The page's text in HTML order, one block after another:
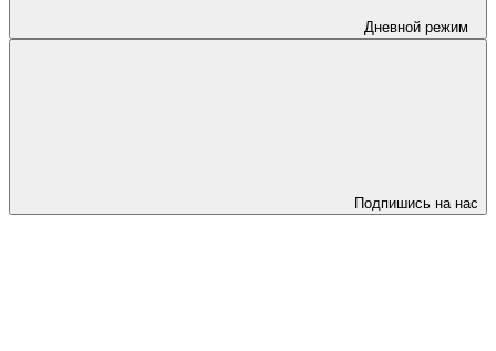
Дневной режим
Подпишись на нас